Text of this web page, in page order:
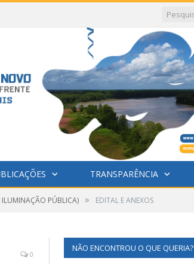
TRANSPARÊNCIA
PÚBLICA) » EDITAL E ANEXOS
0
NÃO ENCONTROU O QUE QUERIA?